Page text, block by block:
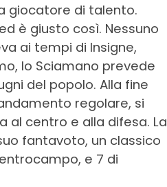
giocatore di talento.
è giusto così. Nessuno
ai tempi di Insigne,
lo Sciamano prevede
del popolo. Alla fine
regolare, si
al centro e alla difesa. La
fantavoto, un classico
e 7 di